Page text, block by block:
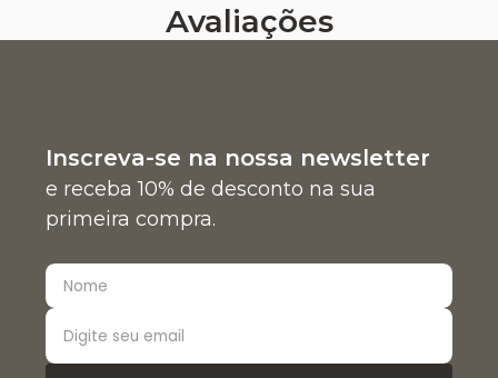
Avaliações
Inscreva-se na nossa newsletter
e receba 10% de desconto na sua
primeira compra.